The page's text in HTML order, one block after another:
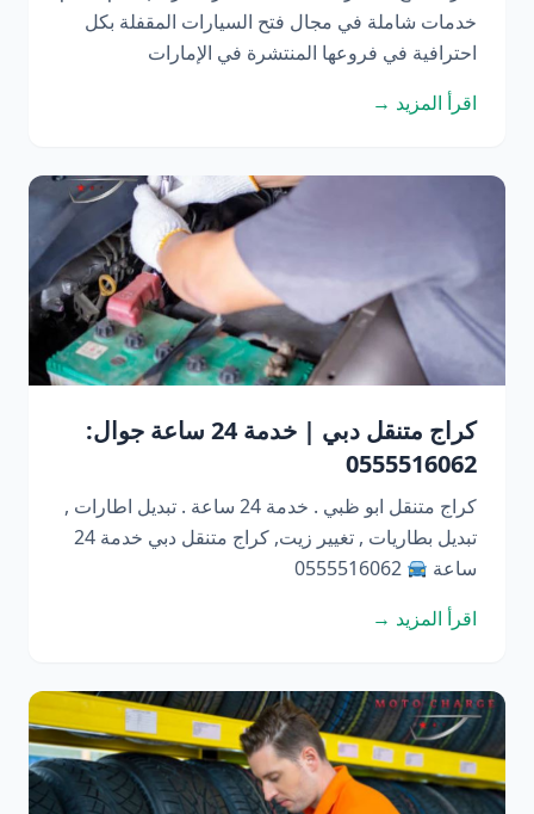
خدمات شاملة في مجال فتح السيارات المقفلة بكل
احترافية في فروعها المنتشرة في الإمارات
اقرأ المزيد →
كراج متنقل دبي | خدمة 24 ساعة جوال:
0555516062
كراج متنقل ابو ظبي . خدمة 24 ساعة . تبديل اطارات ,
تبديل بطاريات , تغيير زيت, كراج متنقل دبي خدمة 24
ساعة
0555516062
اقرأ المزيد →